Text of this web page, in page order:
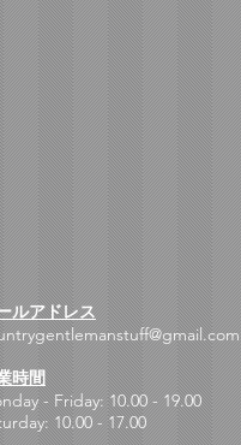
ルアドレス
時間
- Friday: 10.00 - 19.00
10.00 - 17.00